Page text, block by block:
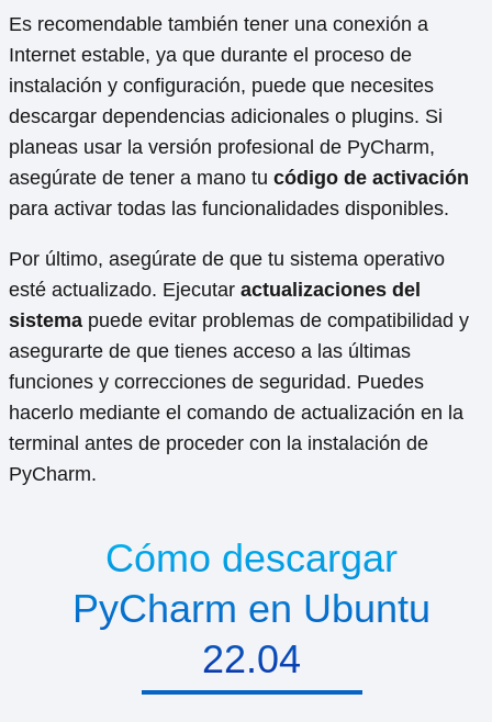
Es recomendable también tener una conexión a
Internet estable, ya que durante el proceso de
instalación y configuración, puede que necesites
descargar dependencias adicionales o plugins. Si
planeas usar la versión profesional de PyCharm,
asegúrate de tener a mano tu código de activación
para activar todas las funcionalidades disponibles.
Por último, asegúrate de que tu sistema operativo
esté actualizado. Ejecutar actualizaciones del
sistema puede evitar problemas de compatibilidad y
asegurarte de que tienes acceso a las últimas
funciones y correcciones de seguridad. Puedes
hacerlo mediante el comando de actualización en la
terminal antes de proceder con la instalación de
PyCharm.
Cómo descargar
PyCharm en Ubuntu
22.04